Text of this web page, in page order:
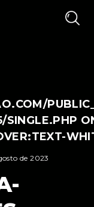
SINGLE.PHP
de 2023